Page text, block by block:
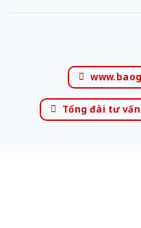
Tổng đài tư